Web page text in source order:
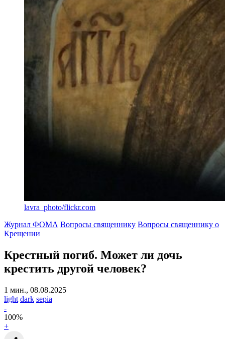
lavra_photo/flickr.com
Журнал ФОМА Вопросы священнику Вопросы священнику о
Крещении
Крестный погиб. Может ли дочь
крестить другой человек?
1 мин., 08.08.2025
light dark sepia
-
100%
+